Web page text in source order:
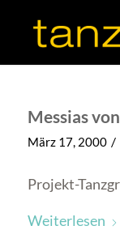
Messias
März 17, 2000 /
Projekt-
Weiterlesen